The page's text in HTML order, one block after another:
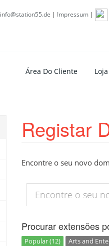
info@station55.de | Impressum |
Área Do Cliente Loja
Registar
Encontre o seu novo
Procurar extensões
Popular (12) Arts and